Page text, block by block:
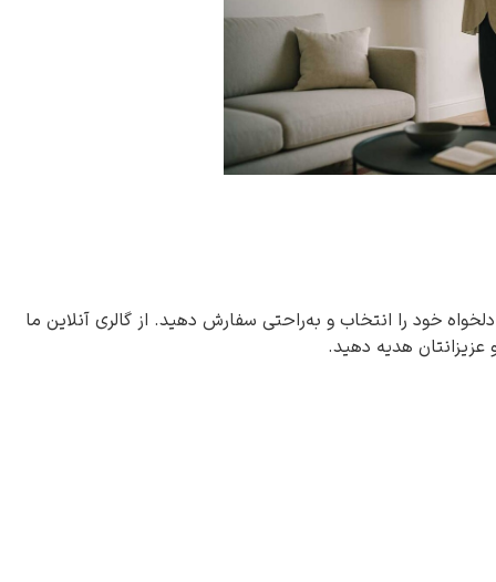
خود را انتخاب و به‌راحتی سفارش دهید. از گالری آنلاین ما
عزیزانتان هدیه دهید.